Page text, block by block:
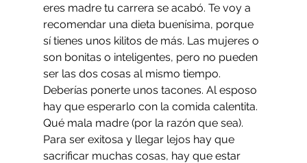
eres madre tu carrera se acabó. Te voy a
recomendar una dieta buenísima, porque
sí tienes unos kilitos de más. Las mujeres o
son bonitas o inteligentes, pero no pueden
ser las dos cosas al mismo tiempo.
Deberías ponerte unos tacones. Al esposo
hay que esperarlo con la comida calentita.
Qué mala madre (por la razón que sea).
Para ser exitosa y llegar lejos hay que
sacrificar muchas cosas, hay que estar